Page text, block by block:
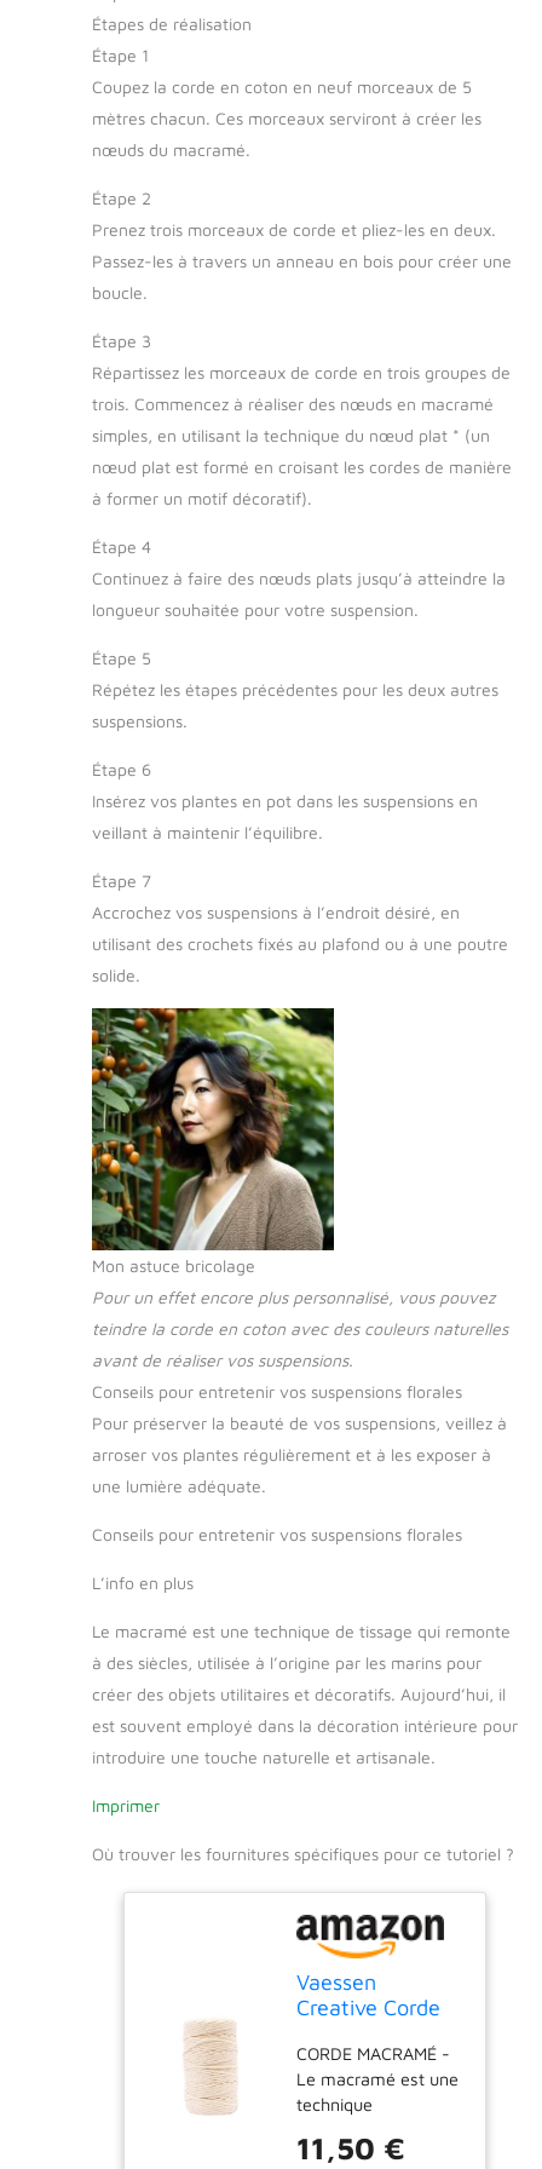
Étapes de réalisation
Étape 1
Coupez la corde en coton en neuf morceaux de 5
mètres chacun. Ces morceaux serviront à créer les
nœuds du macramé.
Étape 2
Prenez trois morceaux de corde et pliez-les en deux.
Passez-les à travers un anneau en bois pour créer une
boucle.
Étape 3
Répartissez les morceaux de corde en trois groupes de
trois. Commencez à réaliser des nœuds en macramé
simples, en utilisant la technique du nœud plat * (un
nœud plat est formé en croisant les cordes de manière
à former un motif décoratif).
Étape 4
Continuez à faire des nœuds plats jusqu’à atteindre la
longueur souhaitée pour votre suspension.
Étape 5
Répétez les étapes précédentes pour les deux autres
suspensions.
Étape 6
Insérez vos plantes en pot dans les suspensions en
veillant à maintenir l’équilibre.
Étape 7
Accrochez vos suspensions à l’endroit désiré, en
utilisant des crochets fixés au plafond ou à une poutre
solide.
Mon astuce bricolage
Pour un effet encore plus personnalisé, vous pouvez
teindre la corde en coton avec des couleurs naturelles
avant de réaliser vos suspensions.
Conseils pour entretenir vos suspensions florales
Pour préserver la beauté de vos suspensions, veillez à
arroser vos plantes régulièrement et à les exposer à
une lumière adéquate.
Conseils pour entretenir vos suspensions florales
L’info en plus
Le macramé est une technique de tissage qui remonte
à des siècles, utilisée à l’origine par les marins pour
créer des objets utilitaires et décoratifs. Aujourd’hui, il
est souvent employé dans la décoration intérieure pour
introduire une touche naturelle et artisanale.
Imprimer
Où trouver les fournitures spécifiques pour ce tutoriel ?
Vaessen
Creative Corde
Naturel - 5 mm
x 100 m - 100%
Coton - Beige -
Fil pour
Bracelets
CORDE MACRAMÉ -
Le macramé est une
technique
nœuds qui vous
11,50 €